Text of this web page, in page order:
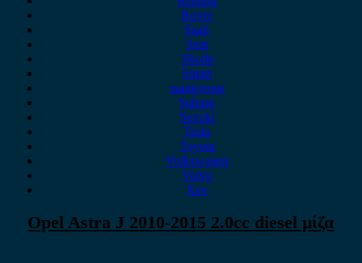
Rover
Saab
Seat
Skoda
Smart
ssangyong
Subaru
Suzuki
Tesla
Toyota
Volkswagen
Volvo
Xev
Opel Astra J 2010-2015 2.0cc diesel μίζα